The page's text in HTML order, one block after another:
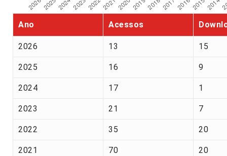
Ano Acessos
2026 13 15
2025 16 9
2024 17 1
2023 21 7
2022 35 20
2021 70 20